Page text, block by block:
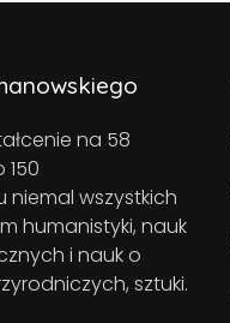
na 58
niemal wszystkich
humanistyki, nauk
i nauk o
sztuki.